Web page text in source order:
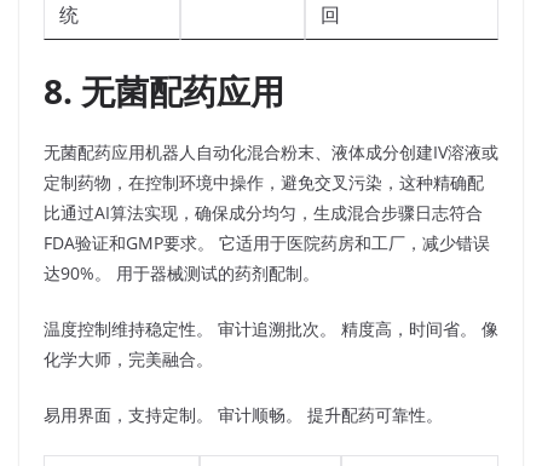
统
回
8. 无菌配药应用
无菌配药应用机器人自动化混合粉末、液体成分创建IV溶液或
定制药物，在控制环境中操作，避免交叉污染，这种精确配
比通过AI算法实现，确保成分均匀，生成混合步骤日志符合
FDA验证和GMP要求。 它适用于医院药房和工厂，减少错误
达90%。 用于器械测试的药剂配制。​
温度控制维持稳定性。 审计追溯批次。 精度高，时间省。 像
化学大师，完美融合。​
易用界面，支持定制。 审计顺畅。 提升配药可靠性。​